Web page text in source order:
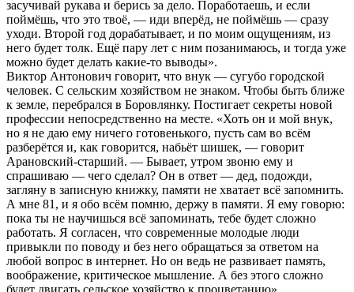
засучивай рукава и берись за дело. Поработаешь, и если
поймёшь, что это твоё, — иди вперёд, не поймёшь — сразу
уходи. Второй год дорабатывает, и по моим ощущениям, из
него будет толк. Ещё пару лет с ним позанимаюсь, и тогда уже
можно будет делать какие-то выводы».
Виктор Антонович говорит, что внук — сугубо городской
человек. С сельским хозяйством не знаком. Чтобы быть ближе
к земле, перебрался в Боровлянку. Постигает секреты новой
профессии непосредственно на месте. «Хоть он и мой внук,
но я не даю ему ничего готовенького, пусть сам во всём
разберётся и, как говорится, набьёт шишек, — говорит
Арановский-старший. — Бывает, утром звоню ему и
спрашиваю — чего сделал? Он в ответ — дед, подожди,
загляну в записную книжку, памяти не хватает всё запомнить.
А мне 81, и я обо всём помню, держу в памяти. Я ему говорю:
пока ты не научишься всё запоминать, тебе будет сложно
работать. Я согласен, что современные молодые люди
привыкли по поводу и без него обращаться за ответом на
любой вопрос в интернет. Но он ведь не развивает память,
воображение, критическое мышление. А без этого сложно
будет двигать сельское хозяйство к процветанию».